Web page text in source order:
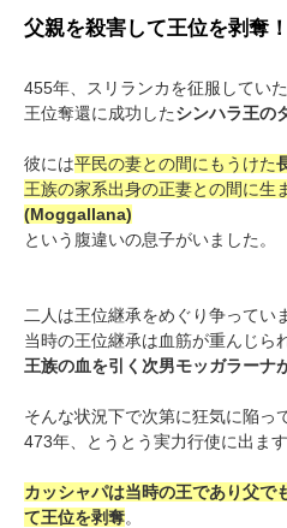
父親を殺害して王位を剥奪
455年、スリランカを征服してい
王位奪還に成功したシンハラ王の
彼には平民の妻との間にもうけた
王族の家系出身の正妻との間に生
(Moggallana)
という腹違いの息子がいました。
二人は王位継承をめぐり争ってい
当時の王位継承は血筋が重んじら
王族の血を引く次男モッガラーナ
そんな状況下で次第に狂気に陥っ
473年、とうとう実力行使に出ます
カッシャパは当時の王であり父で
て王位を剥奪。